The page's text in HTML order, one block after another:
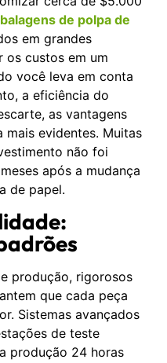
de polpa de
em grandes
os custos em um
você leva em conta
a eficiência do
as vantagens
mais evidentes. Muitas
não foi
após a mudança
de papel.
produção, rigorosos
que cada peça
Sistemas avançados
de teste
produção 24 horas